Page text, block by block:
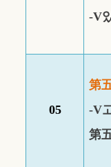
-V
05
第
-V
第